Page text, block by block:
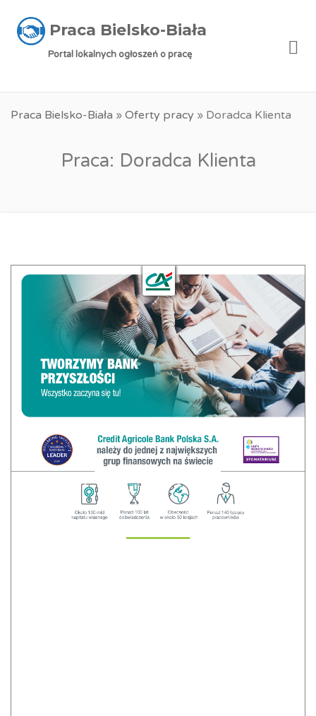
Praca Bielsko-Biała
Portal lokalnych ogłoszeń o pracę
Praca Bielsko-Biała » Oferty pracy » Doradca Klienta
Praca: Doradca Klienta